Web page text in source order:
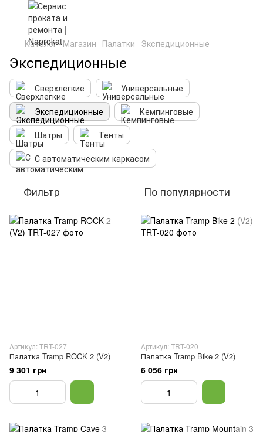
Каталог Магазин Палатки Экспедиционные
Экспедиционные
Сверхлегкие
Универсальные
Экспедиционные
Кемпинговые
Шатры
Тенты
С автоматическим каркасом
Фильтр По популярности
Артикул: TRT-027
Палатка Tramp ROCK 2 (V2)
9 301 грн
Артикул: TRT-020
Палатка Tramp Bike 2 (V2)
6 056 грн